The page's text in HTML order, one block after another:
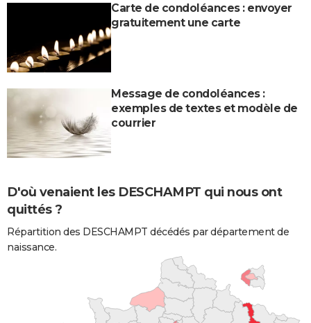
Carte de condoléances : envoyer
gratuitement une carte
Message de condoléances :
exemples de textes et modèle de
courrier
D'où venaient les DESCHAMPT qui nous ont
quittés ?
Répartition des DESCHAMPT décédés par département de
naissance.